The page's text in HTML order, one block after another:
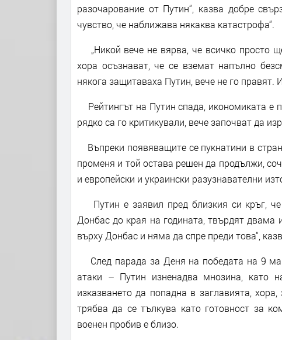
разочарование от Путин“, казва добре
чувство, че наближава някаква катастрофа“.
„Никой вече не вярва, че всичко просто
хора осъзнават, че се вземат напълно
някога защитаваха Путин, вече не го правят.
Рейтингът на Путин спада, икономиката е
рядко са го критикували, вече започват да
Въпреки появяващите се пукнатини в
променя и той остава решен да продължи,
и европейски и украински разузнавателни
Путин е заявил пред близкия си кръг,
Донбас до края на годината, твърдят двама
върху Донбас и няма да спре преди това“,
След парада за Деня на победата на 9
атаки – Путин изненадва мнозина, като
изказването да попадна в заглавията,
трябва да се тълкува като готовност за
военен пробив е близо.